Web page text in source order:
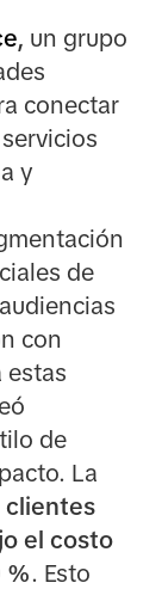
, un grupo
conectar
y
de
con
estas
de
La
clientes
el costo
%. Esto